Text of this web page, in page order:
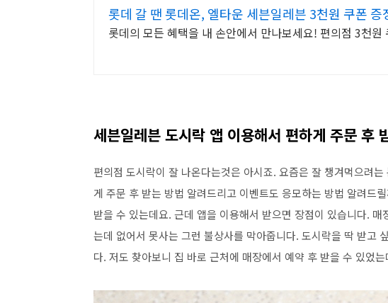
롯데 갈 땐 롯데온, 엘타운 세븐일레븐 3천원 쿠폰 증
롯데의 모든 혜택을 내 손안에서 만나보세요! 편의점 3천원
세븐일레븐 도시락 앱 이용해서 편하게 주문 후
편의점 도시락이 잘 나온다는것은 아시죠. 요즘은 잘 챙겨먹으려
게 주문 후 받는 방법 알려드리고 이벤트도 응모하는 방법 알려드
받을 수 있는데요. 근데 앱을 이용해서 받으면 장점이 있습니다.
는데 없어서 못사는 그런 불상사를 막아줍니다. 도시락을 딱 받고
다. 저도 찾아보니 집 바로 근처에 매장에서 예약 후 받을 수 있었는